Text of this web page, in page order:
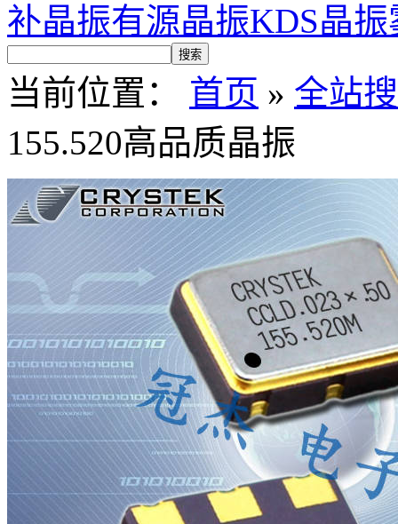
补晶振有源晶振KDS晶振
当前位置：
首页 » 全站
155.520高品质晶振